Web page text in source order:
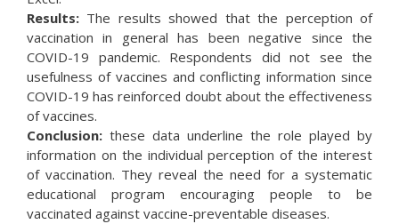
Results: The results showed that the perception of
vaccination in general has been negative since the
COVID-19 pandemic. Respondents did not see the
usefulness of vaccines and conflicting information since
COVID-19 has reinforced doubt about the effectiveness
of vaccines.
Conclusion: these data underline the role played by
information on the individual perception of the interest
of vaccination. They reveal the need for a systematic
educational program encouraging people to be
vaccinated against vaccine-preventable diseases.